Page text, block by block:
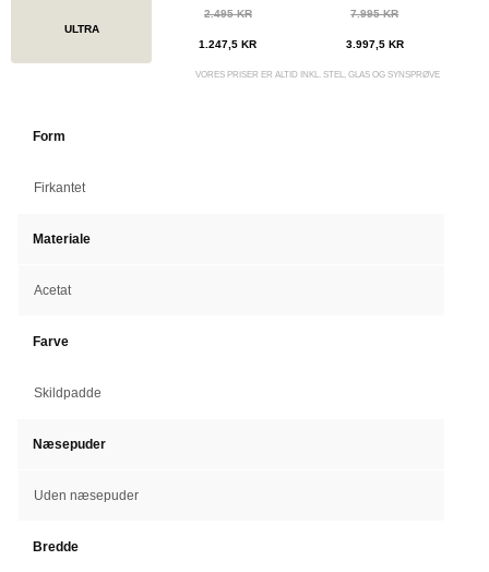
ULTRA
2.495 KR
1.247,5 KR
7.995 KR
3.997,5 KR
VORES PRISER ER ALTID INKL. STEL, GLAS OG SYNSPRØVE
Form
Firkantet
Materiale
Acetat
Farve
Skildpadde
Næsepuder
Uden næsepuder
Bredde